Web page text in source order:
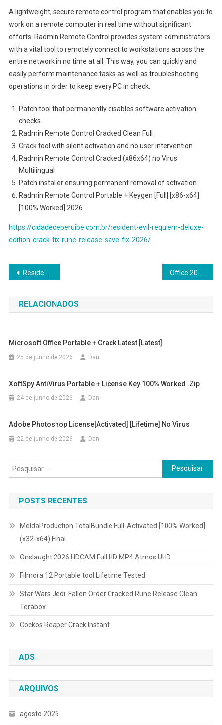
A lightweight, secure remote control program that enables you to
work on a remote computer in real time without significant
efforts. Radmin Remote Control provides system administrators
with a vital tool to remotely connect to workstations across the
entire network in no time at all. This way, you can quickly and
easily perform maintenance tasks as well as troubleshooting
operations in order to keep every PC in check.
Patch tool that permanently disables software activation
checks
Radmin Remote Control Cracked Clean Full
Crack tool with silent activation and no user intervention
Radmin Remote Control Cracked (x86x64) no Virus
Multilingual
Patch installer ensuring permanent removal of activation
Radmin Remote Control Portable + Keygen [Full] [x86-x64]
[100% Worked] 2026
https://cidadedeperuibe.com.br/resident-evil-requiem-deluxe-
edition-crack-fix-rune-release-save-fix-2026/
Navegação
de
Post
Resident Evil Requiem Deluxe Edition Crack Fix Rune Release Save Fix 2026
RELACIONADOS
Microsoft Office Portable + Crack Latest [Latest]
25 de junho de 2026 Dan
XoftSpy AntiVirus Portable + License Key 100% Worked .zip
24 de junho de 2026 Dan
Adobe Photoshop License[Activated] [Lifetime] No Virus
22 de junho de 2026 Dan
Pesquisar
por:
POSTS RECENTES
MeldaProduction TotalBundle Full-Activated [100% Worked]
(x32-x64) Final
Onslaught 2026 HDCAM Full HD MP4 Atmos UHD
Filmora 12 Portable tool Lifetime Tested
Star Wars Jedi: Fallen Order Cracked Rune Release Clean
Terabox
Cockos Reaper Crack Instant
ADS
ARQUIVOS
agosto 2026